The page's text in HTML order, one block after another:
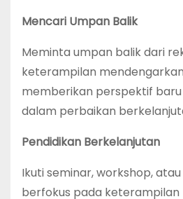
Mencari Umpan Balik
Meminta umpan balik dari
keterampilan
memberikan perspektif
dalam perbaikan
Pendidikan Berkelanjutan
Ikuti seminar, workshop,
berfokus pada keterampilan